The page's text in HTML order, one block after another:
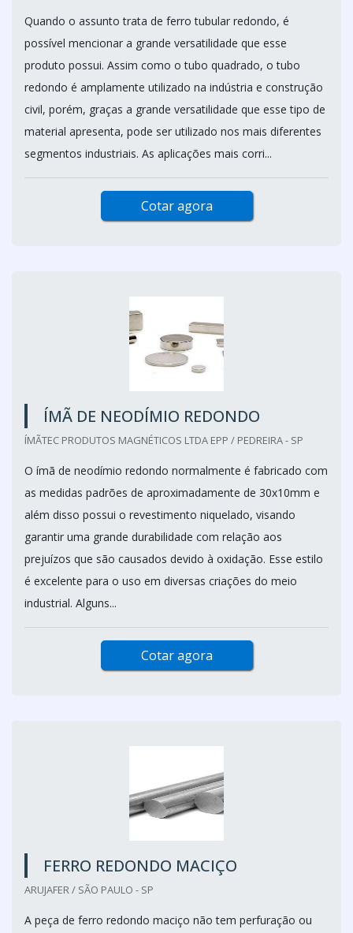
Quando o assunto trata de ferro tubular redondo, é
possível mencionar a grande versatilidade que esse
produto possui. Assim como o tubo quadrado, o tubo
redondo é amplamente utilizado na indústria e construção
civil, porém, graças a grande versatilidade que esse tipo de
material apresenta, pode ser utilizado nos mais diferentes
segmentos industriais. As aplicações mais corri...
Cotar agora
ÍMÃ DE NEODÍMIO REDONDO
ÍMÃTEC PRODUTOS MAGNÉTICOS LTDA EPP / PEDREIRA - SP
O ímã de neodímio redondo normalmente é fabricado com
as medidas padrões de aproximadamente de 30x10mm e
além disso possui o revestimento niquelado, visando
garantir uma grande durabilidade com relação aos
prejuízos que são causados devido à oxidação. Esse estilo
é excelente para o uso em diversas criações do meio
industrial. Alguns...
Cotar agora
FERRO REDONDO MACIÇO
ARUJAFER / SÃO PAULO - SP
A peça de ferro redondo maciço não tem perfuração ou